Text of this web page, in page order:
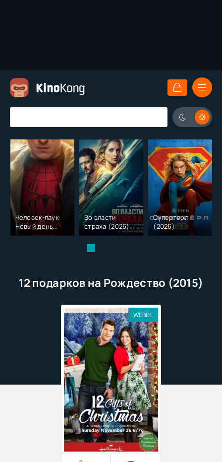
Человек-паук:
Новый день
(2026)
Во власти
страха (2026)
Супергерл
(2026)
12 подарков на Рождество (2015)
WEBDL